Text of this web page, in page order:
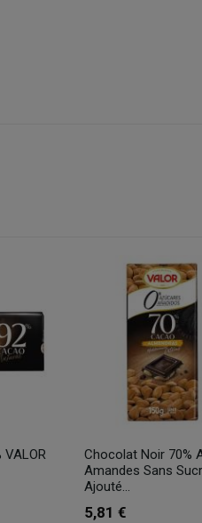
Chocolat Noir 70%
Amandes Sans
Ajouté...
5,81 €